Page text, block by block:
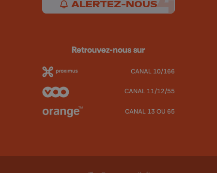
ALERTEZ-NOUS
Retrouvez-nous sur
CANAL 10/166
CANAL 11/12/55
CANAL 13 OU 65